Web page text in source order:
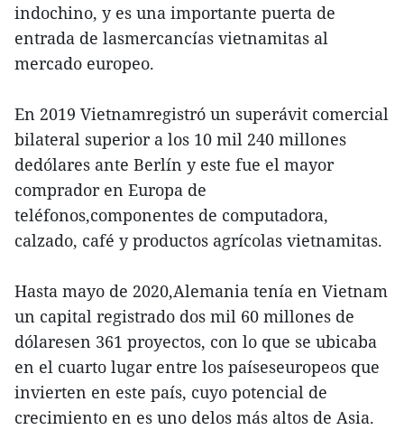
indochino, y es una importante puerta de
entrada de lasmercancías vietnamitas al
mercado europeo.
En 2019 Vietnamregistró un superávit comercial
bilateral superior a los 10 mil 240 millones
dedólares ante Berlín y este fue el mayor
comprador en Europa de
teléfonos,componentes de computadora,
calzado, café y productos agrícolas vietnamitas.
Hasta mayo de 2020,Alemania tenía en Vietnam
un capital registrado dos mil 60 millones de
dólaresen 361 proyectos, con lo que se ubicaba
en el cuarto lugar entre los paíseseuropeos que
invierten en este país, cuyo potencial de
crecimiento en es uno delos más altos de Asia.